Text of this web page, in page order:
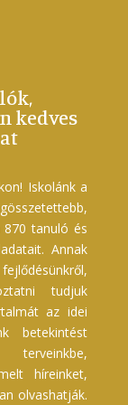
kedves
Iskolánk a
870 tanuló és
Annak
tudjuk
az idei
betekintést
híreinket,
olvashatják.